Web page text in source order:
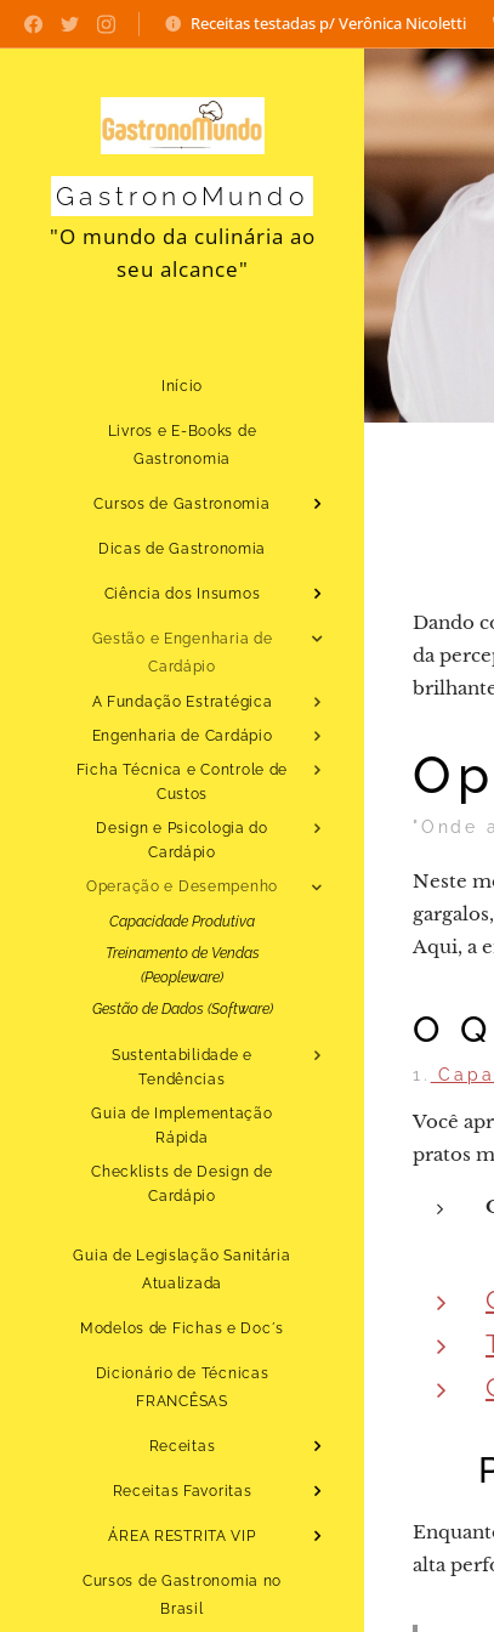
Receitas testadas p/ Verônica Nicoletti
GastronoMundo
"O mundo da culinária ao
seu alcance"
Início
Livros e E-Books de
Gastronomia
Cursos de Gastronomia
Dicas de Gastronomia
Ciência dos Insumos
Gestão e Engenharia de
Cardápio
A Fundação Estratégica
Engenharia de Cardápio
Ficha Técnica e Controle de
Custos
Design e Psicologia do
Cardápio
Operação e Desempenho
Capacidade Produtiva
Treinamento de Vendas
(Peopleware)
Gestão de Dados (Software)
Sustentabilidade e
Tendências
Guia de Implementação
Rápida
Checklists de Design de
Cardápio
Guia de Legislação Sanitária
Atualizada
Modelos de Fichas e Doc´s
Dicionário de Técnicas
FRANCÊSAS
Receitas
Receitas Favoritas
ÁREA RESTRITA VIP
Cursos de Gastronomia no
Brasil
Dando
da
"Onde
Neste
Aqui, a
O
1.
Você
pratos
💡
alta